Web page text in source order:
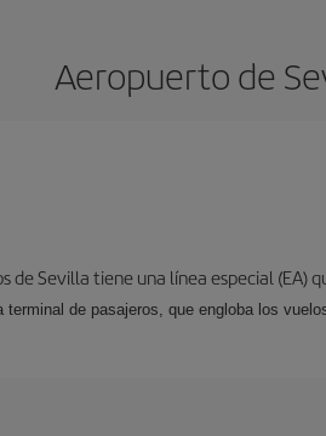
Aeropuerto de
de Sevilla tiene una línea especial
terminal de pasajeros, que engloba los